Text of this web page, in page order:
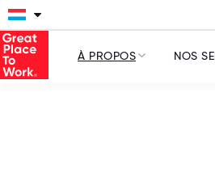
À PROPOS NOS